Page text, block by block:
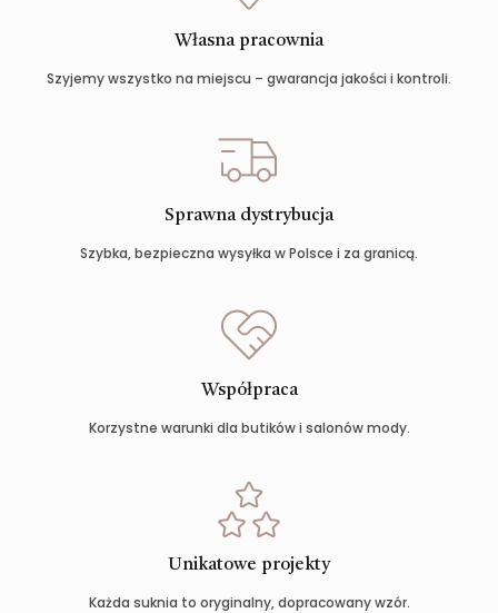
Własna pracownia
Szyjemy wszystko na miejscu – gwarancja jakości i kontroli.
Sprawna dystrybucja
Szybka, bezpieczna wysyłka w Polsce i za granicą.
Współpraca
Korzystne warunki dla butików i salonów mody.
Unikatowe projekty
Każda suknia to oryginalny, dopracowany wzór.